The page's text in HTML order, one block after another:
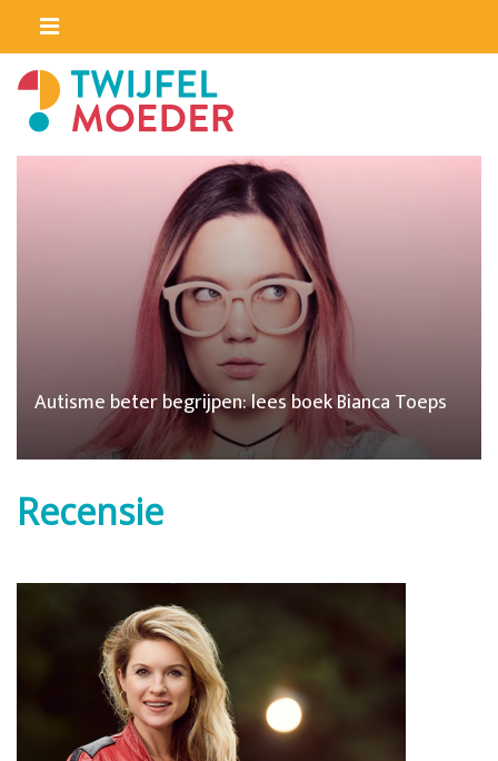
Autisme beter begrijpen: lees boek Bianca Toeps
Recensie